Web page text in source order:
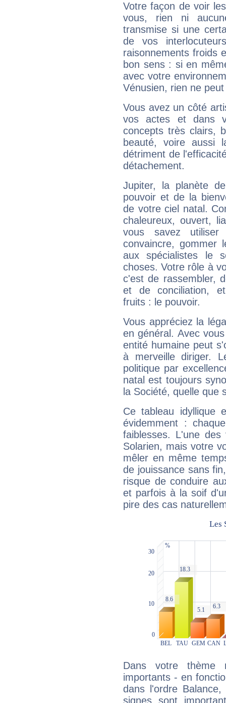
Votre façon de voir
vous, rien ni
transmise si une
de vos
raisonnements froids
bon sens : si en
avec votre
Vénusien, rien ne
Vous avez un côté
vos actes et dans
concepts très clairs,
beauté, voire aussi
détriment de
détachement.
Jupiter, la planète
pouvoir et de la
de votre ciel natal.
chaleureux, ouvert,
vous savez
convaincre, gommer
aux spécialistes le
choses. Votre rôle à
c'est de rassembler,
et de conciliation,
fruits : le pouvoir.
Vous appréciez la
en général. Avec
entité humaine peut
à merveille diriger.
politique par
natal est toujours
la Société, quelle que
Ce tableau idyllique
évidemment :
faiblesses. L'une
Solarien, mais votre
mêler en même
de jouissance sans
risque de conduire
et parfois à la soif
pire des cas
Dans votre thème
importants - en
dans l'ordre
signes sont